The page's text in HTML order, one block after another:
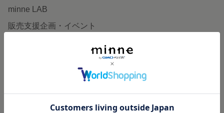
minne LAB
販売支援企画・イベント
minneとものづくりと